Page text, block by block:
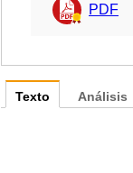
PDF
Texto Análisis